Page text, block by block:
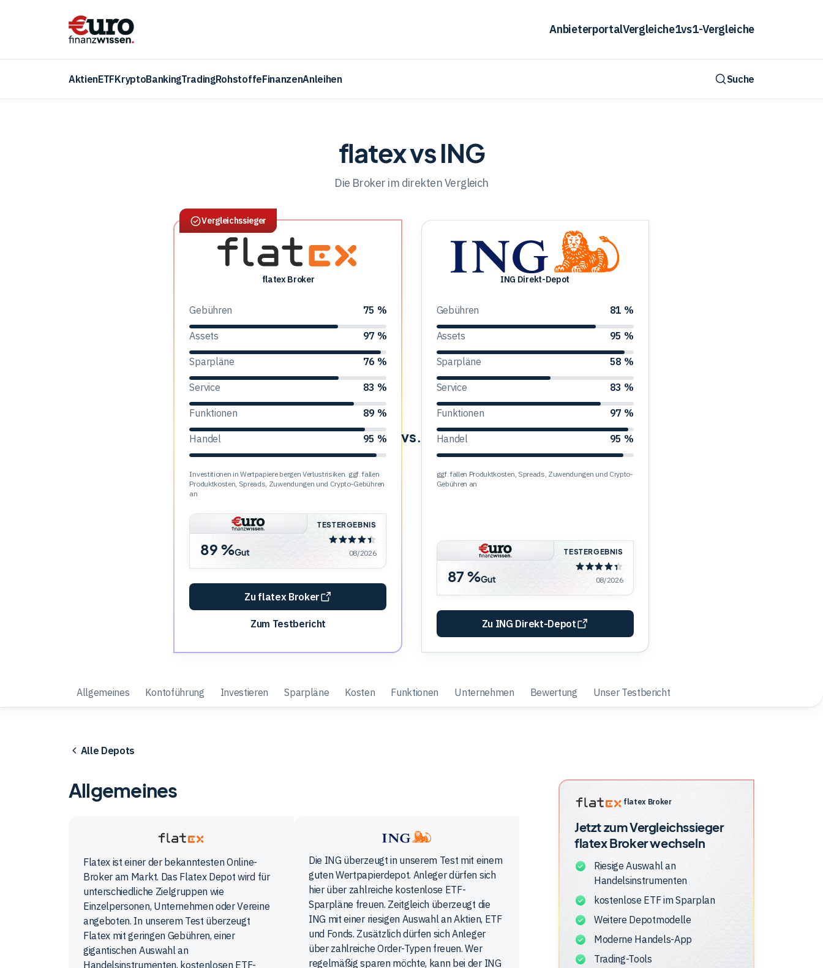
AnbieterportalVergleiche1vs1-Vergleiche
AktienETFKryptoBankingTradingRohstoffeFinanzenAnleihen Suche
flatex vs ING
Die Broker im direkten Vergleich
Vergleichssieger
flatex Broker
Gebühren 75 %
Assets 97 %
Sparpläne 76 %
Service 83 %
Funktionen 89 %
Handel 95 %
Investitionen in Wertpapiere bergen Verlustrisiken. ggf. fallen
Produktkosten, Spreads, Zuwendungen und Crypto-Gebühren
an
89 %Gut
TESTERGEBNIS
08/2026
Zu flatex Broker
Zum Testbericht
vs.
Depot
ING Direkt-Depot
Gebühren 81 %
Assets 95 %
Sparpläne 58 %
Service 83 %
Funktionen 97 %
Handel 95 %
ggf. fallen Produktkosten, Spreads, Zuwendungen und Crypto-
Gebühren an
87 %Gut
TESTERGEBNIS
08/2026
Zu ING Direkt-Depot
Allgemeines Kontoführung Investieren Sparpläne Kosten Funktionen Unternehmen Bewertung Unser Testbericht
Alle Depots
Allgemeines
Flatex
Flatex ist einer der bekanntesten Online-
Broker am Markt. Das Flatex Depot wird für
unterschiedliche Zielgruppen wie
Einzelpersonen, Unternehmen oder Vereine
angeboten. In unserem Test überzeugt
Flatex mit geringen Gebühren, einer
gigantischen Auswahl an
Handelsinstrumenten, kostenlosen ETF-
ING
Die ING überzeugt in unserem Test mit einem
guten Wertpapierdepot. Anleger dürfen sich
hier über zahlreiche kostenlose ETF-
Sparpläne freuen. Zeitgleich überzeugt die
ING mit einer riesigen Auswahl an Aktien, ETF
und Fonds. Zusätzlich dürfen sich Anleger
über zahlreiche Order-Typen freuen. Wer
regelmäßig sparen möchte, kann bei der ING
flatex Broker
Jetzt zum Vergleichssieger
flatex Brokerwechseln
Riesige Auswahl an
Handelsinstrumenten
kostenlose ETF im Sparplan
Weitere Depotmodelle
Moderne Handels-App
Trading-Tools